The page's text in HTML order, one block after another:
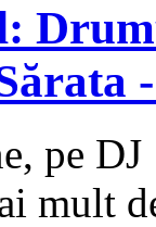
pe
mult